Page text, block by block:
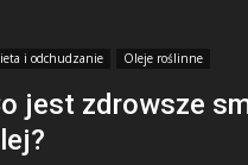
i odchudzanie Oleje roślinne
jest zdrowsze